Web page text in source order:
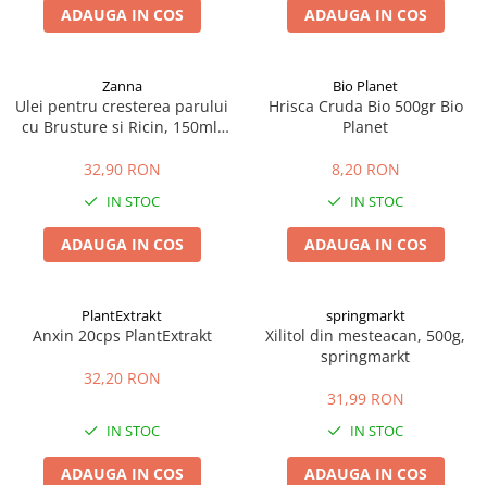
Alte produse din Cocos
ADAUGA IN COS ADAUGA IN COS
Zanna
Ulei pentru cresterea parului
cu Brusture si Ricin, 150ml,
32,90 RON
IN STOC
ADAUGA IN COS
Bio Planet
Hrisca Cruda Bio 500gr Bio
Planet
8,20 RON
IN STOC
ADAUGA IN COS
PlantExtrakt
Anxin 20cps PlantExtrakt
32,20 RON
IN STOC
ADAUGA IN COS
springmarkt
Xilitol din mesteacan, 500g,
springmarkt
31,99 RON
IN STOC
ADAUGA IN COS